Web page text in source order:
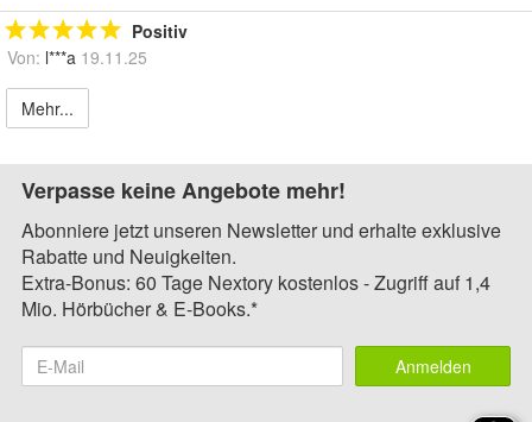
Positiv
Von: l***a 19.11.25
Mehr...
Verpasse keine Angebote mehr!
Abonniere jetzt unseren Newsletter und erhalte exklusive
Rabatte und Neuigkeiten.
Extra-Bonus: 60 Tage Nextory kostenlos - Zugriff auf 1,4
Mio. Hörbücher & E-Books.*
Anmelden